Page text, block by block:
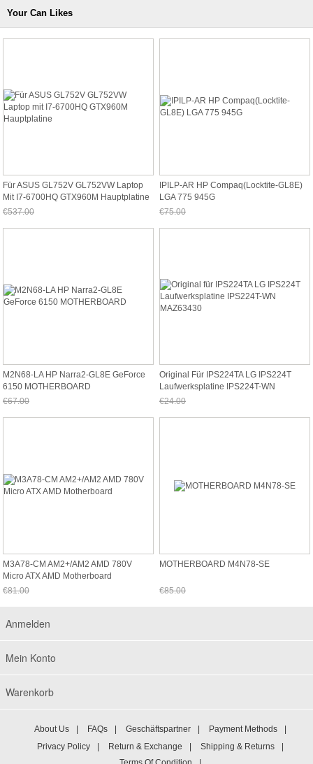
Your Can Likes
Für ASUS GL752V GL752VW Laptop
Mit I7-6700HQ GTX960M Hauptplatine
€537.00
IPILP-AR HP Compaq(Locktite-GL8E)
LGA 775 945G
€75.00
M2N68-LA HP Narra2-GL8E GeForce
6150 MOTHERBOARD
€67.00
Original Für IPS224TA LG IPS224T
Laufwerksplatine IPS224T-WN
MAZ63430
€24.00
M3A78-CM AM2+/AM2 AMD 780V
Micro ATX AMD Motherboard
€81.00
MOTHERBOARD M4N78-SE
€85.00
Anmelden
Mein Konto
Warenkorb
About Us FAQs Geschäftspartner Payment Methods
Privacy Policy
Return & Exchange Shipping & Returns